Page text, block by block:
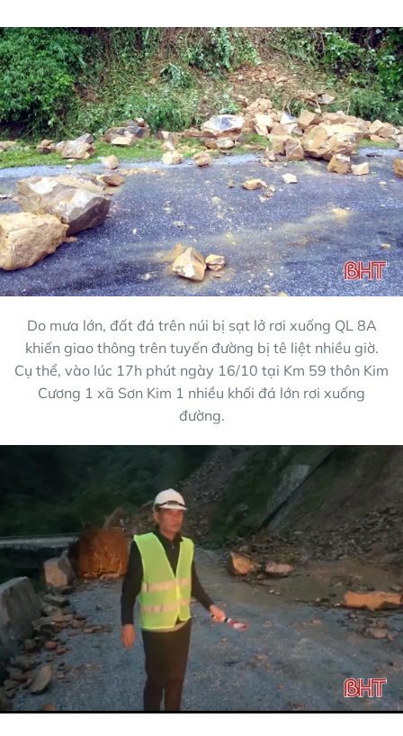
Do mưa lớn, đất đá trên núi bị sạt lở rơi xuống QL 8A
khiến giao thông trên tuyến đường bị tê liệt nhiều giờ.
Cụ thể, vào lúc 17h phút ngày 16/10 tại Km 59 thôn Kim
Cương 1 xã Sơn Kim 1 nhiều khối đá lớn rơi xuống
đường.